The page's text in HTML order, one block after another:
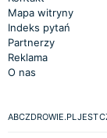
Mapa witryny
Indeks pytań
Partnerzy
Reklama
O nas
ABCZDROWIE.PL JEST